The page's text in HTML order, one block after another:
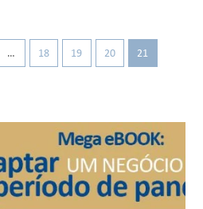
… 18 19 20 21